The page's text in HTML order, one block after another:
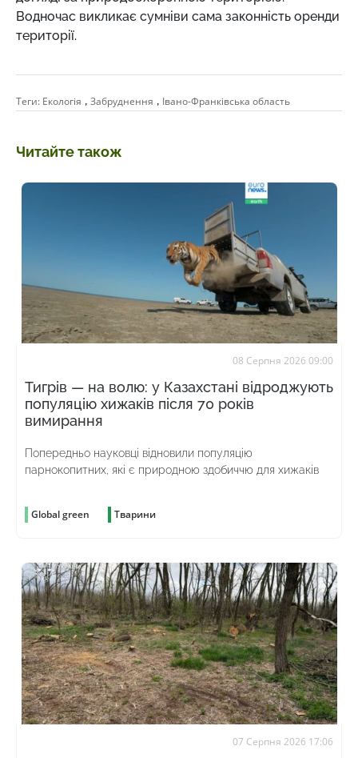
Водночас викликає сумніви сама законність оренди
території.
Теги: Екологія , Забруднення , Івано-Франківська область
Читайте також
08 Серпня 2026 09:00
Тигрів — на волю: у Казахстані відроджують
популяцію хижаків після 70 років
вимирання
Попередньо науковці відновили популяцію
парнокопитних, які є природною здобиччю для хижаків
Global green Тварини
07 Серпня 2026 17:06